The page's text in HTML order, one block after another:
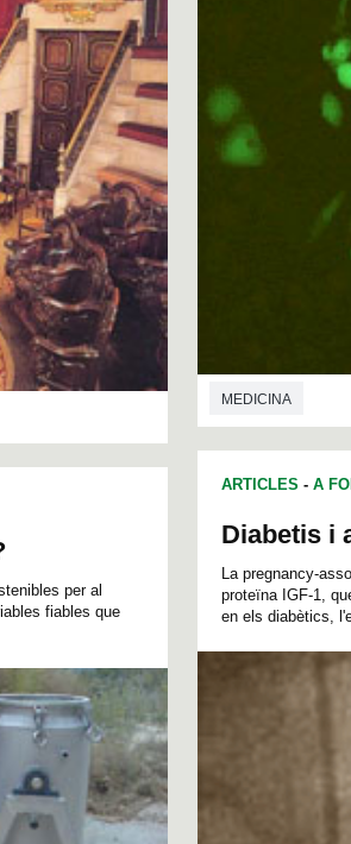
per al
fiables que
MEDICINA
ARTICLES - A
Diabetis i
La pregnancy-
proteïna IGF-1,
en els diabètics,